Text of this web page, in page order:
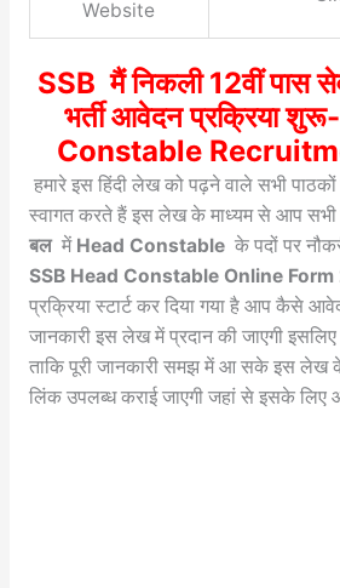
Website
SSB मैं निकली 12वीं पास
भर्ती आवेदन प्रक्रिया
Constable
हमारे इस हिंदी लेख को पढ़ने वाले सभी पाठकों
स्वागत करते हैं इस लेख के माध्यम से आप सभी
बल में Head Constableके पदों पर
SSB Head Constable Online
प्रक्रिया स्टार्ट कर दिया गया है आप कैसे
जानकारी इस लेख में प्रदान की जाएगी
ताकि पूरी जानकारी समझ में आ सके इस लेख
लिंक उपलब्ध कराई जाएगी जहां से इसके